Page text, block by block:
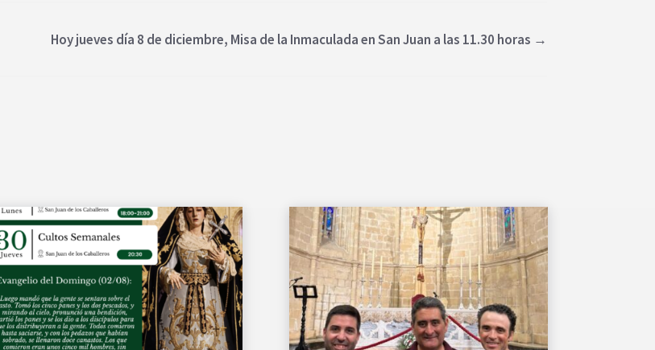
Hoy jueves día 8 de diciembre, Misa de la Inmaculada en San Juan a las 11.30 horas →